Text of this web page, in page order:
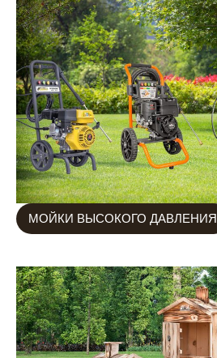
МОЙКИ ВЫСОКОГО ДАВЛЕНИЯ